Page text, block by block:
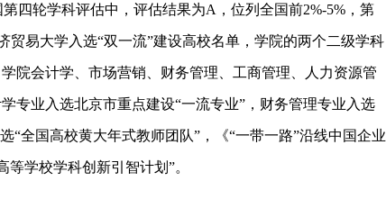
四轮学科评估中，评估结果为A，位列全国前2%-5%，第
贸易大学入选“双一流”建设高校名单，学院的两个二级学科
院会计学、市场营销、财务管理、工商管理、人力资源管
专业入选北京市重点建设“一流专业”，财务管理专业入选
“全国高校黄大年式教师团队”，《“一带一路”沿线中国企业
学校学科创新引智计划”。